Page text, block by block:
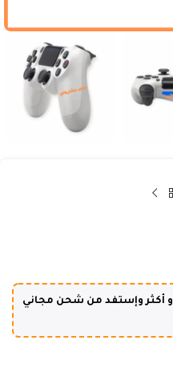
بقيمة [250] ألف و أكثر وإستفد من شحن مجاني